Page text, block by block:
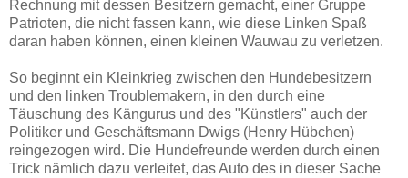
Rechnung mit dessen Besitzern gemacht, einer Gruppe
Patrioten, die nicht fassen kann, wie diese Linken Spaß
daran haben können, einen kleinen Wauwau zu verletzen.
So beginnt ein Kleinkrieg zwischen den Hundebesitzern
und den linken Troublemakern, in den durch eine
Täuschung des Kängurus und des "Künstlers" auch der
Politiker und Geschäftsmann Dwigs (Henry Hübchen)
reingezogen wird. Die Hundefreunde werden durch einen
Trick nämlich dazu verleitet, das Auto des in dieser Sache